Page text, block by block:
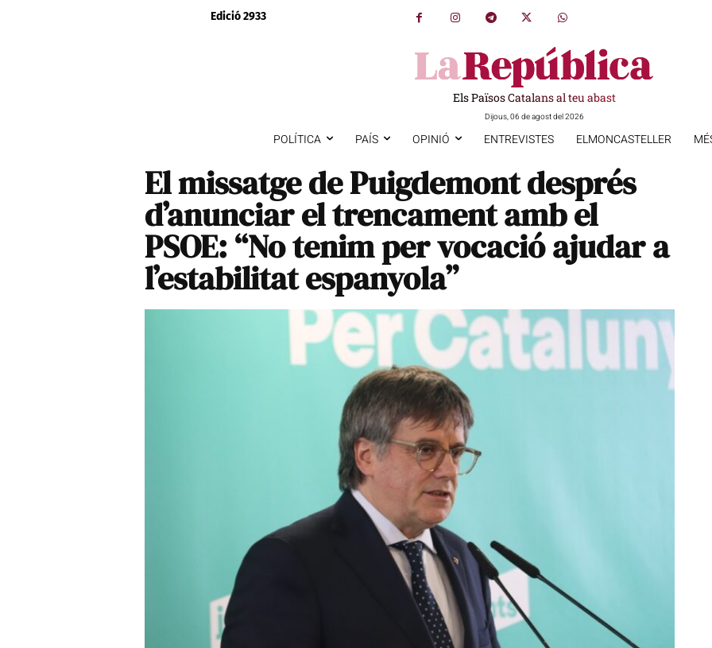
Edició 2933
Els Països Catalans al teu abast
Dijous, 06 de agost del 2026
POLÍTICA PAÍS OPINIÓ ENTREVISTES ELMONCASTELLER
El missatge de Puigdemont després
d’anunciar el trencament amb el
PSOE: “No tenim per vocació ajudar a
l’estabilitat espanyola”